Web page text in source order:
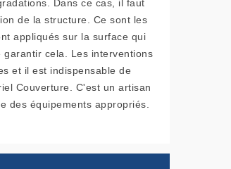
Dans ce cas, il faut
de la structure. Ce sont les
appliqués sur la surface qui
garantir cela. Les interventions
et il est indispensable de
Couverture. C'est un artisan
des équipements appropriés.